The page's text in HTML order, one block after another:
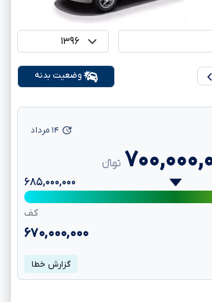
وضعیت بدنه
تومانءءء
۱۴ مرداد
۶۸۵,۰۰۰,۰۰۰
کف
۶۷۰,۰۰۰,۰۰۰
گزارش خطا